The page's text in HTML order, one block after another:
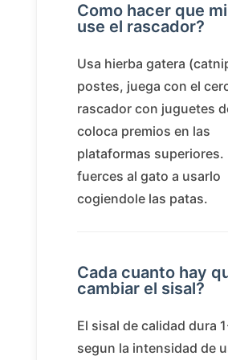
Como hacer que
use el rascador?
Usa hierba gatera
postes, juega con el
rascador con juguetes
coloca premios en las
plataformas superiores.
fuerces al gato a usarlo
cogiendole las patas.
Cada cuanto hay
cambiar el sisal?
El sisal de calidad dura
segun la intensidad de